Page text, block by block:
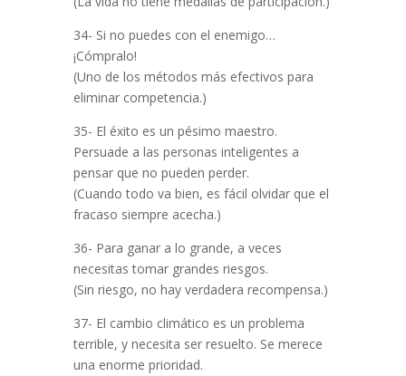
34- Si no puedes con el enemigo…
¡Cómpralo!
(Uno de los métodos más efectivos para
eliminar competencia.)
35- El éxito es un pésimo maestro.
Persuade a las personas inteligentes a
pensar que no pueden perder.
(Cuando todo va bien, es fácil olvidar que el
fracaso siempre acecha.)
36- Para ganar a lo grande, a veces
necesitas tomar grandes riesgos.
(Sin riesgo, no hay verdadera recompensa.)
37- El cambio climático es un problema
terrible, y necesita ser resuelto. Se merece
una enorme prioridad.